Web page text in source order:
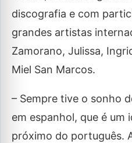
discografia e com
grandes artistas
Zamorano, Julissa,
Miel San Marcos.
– Sempre tive o sonho
em espanhol, que é um
próximo do português.